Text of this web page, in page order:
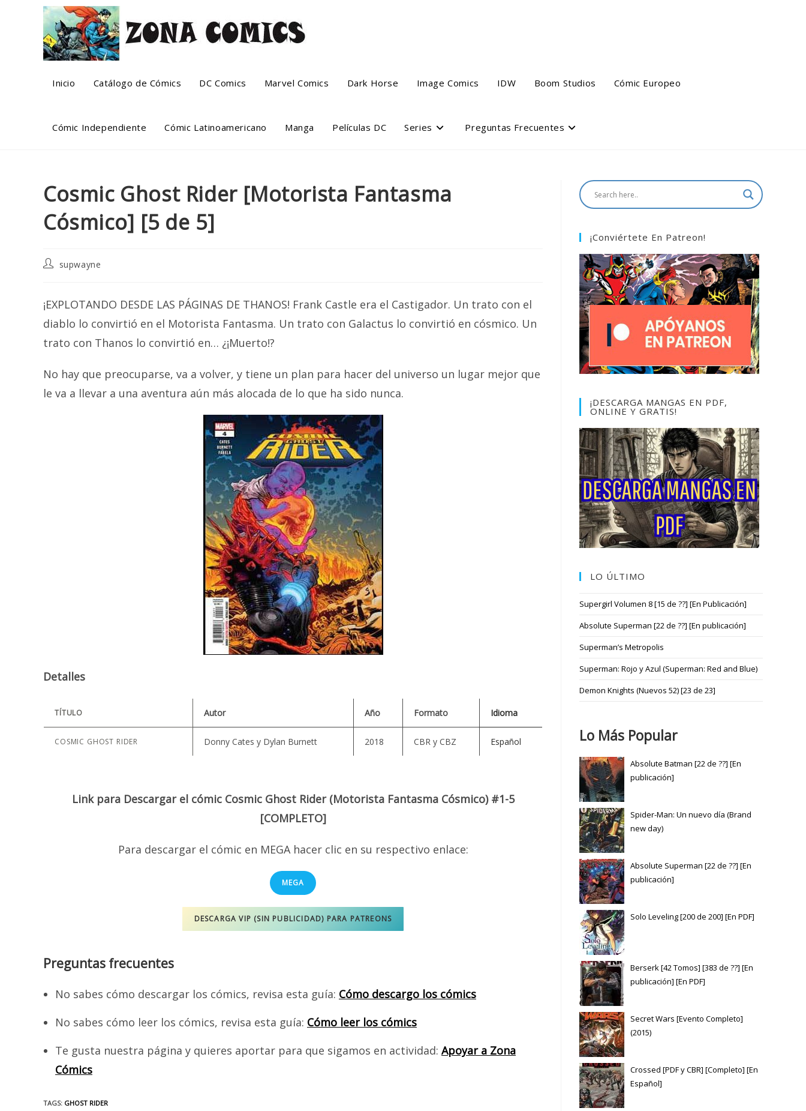
Inicio Catálogo de Cómics DC Comics Marvel Comics Dark Horse Image Comics IDW Boom Studios Cómic Europeo
Cómic Independiente Cómic Latinoamericano Manga Películas DC Series Preguntas Frecuentes
Cosmic Ghost Rider [Motorista Fantasma
Cósmico] [5 de 5]
Postsupwayne
¡EXPLOTANDO DESDE LAS PÁGINAS DE THANOS! Frank Castle era el Castigador. Un trato con el
diablo lo convirtió en el Motorista Fantasma. Un trato con Galactus lo convirtió en cósmico. Un
trato con Thanos lo convirtió en… ¿¡Muerto!?
No hay que preocuparse, va a volver, y tiene un plan para hacer del universo un lugar mejor que
le va a llevar a una aventura aún más alocada de lo que ha sido nunca.
Detalles
TÍTULO Autor Año Formato Idioma
COSMIC GHOST RIDER Donny Cates y Dylan Burnett 2018 CBR y CBZ Español
Link para Descargar el cómic Cosmic Ghost Rider (Motorista Fantasma Cósmico) #1-5
[COMPLETO]
Para descargar el cómic en MEGA hacer clic en su respectivo enlace:
MEGA
DESCARGA VIP (SIN PUBLICIDAD) PARA PATREONS
Preguntas frecuentes
No sabes cómo descargar los cómics, revisa esta guía: Cómo descargo los cómics
No sabes cómo leer los cómics, revisa esta guía: Cómo leer los cómics
Te gusta nuestra página y quieres aportar para que sigamos en actividad: Apoyar a Zona
Cómics
TAGS: GHOST RIDER
¡Conviértete En Patreon!
¡DESCARGA MANGAS EN PDF,
ONLINE Y GRATIS!
LO ÚLTIMO
Supergirl Volumen 8 [15 de ??] [En Publicación]
Absolute Superman [22 de ??] [En publicación]
Superman’s Metropolis
Superman: Rojo y Azul (Superman: Red and Blue)
Demon Knights (Nuevos 52) [23 de 23]
Lo Más Popular
Absolute Batman [22 de ??] [En
publicación]
Spider-Man: Un nuevo día (Brand
new day)
Absolute Superman [22 de ??] [En
publicación]
Solo Leveling [200 de 200] [En PDF]
Berserk [42 Tomos] [383 de ??] [En
publicación] [En PDF]
Secret Wars [Evento Completo]
(2015)
Crossed [PDF y CBR] [Completo] [En
Español]